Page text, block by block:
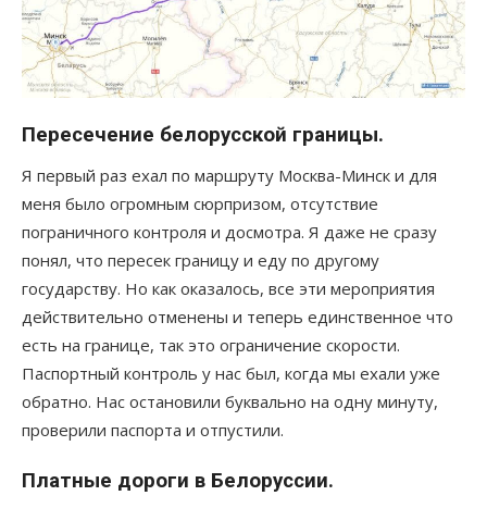
Пересечение белорусской границы.
Я первый раз ехал по маршруту Москва-Минск и для
меня было огромным сюрпризом, отсутствие
пограничного контроля и досмотра. Я даже не сразу
понял, что пересек границу и еду по другому
государству. Но как оказалось, все эти мероприятия
действительно отменены и теперь единственное что
есть на границе, так это ограничение скорости.
Паспортный контроль у нас был, когда мы ехали уже
обратно. Нас остановили буквально на одну минуту,
проверили паспорта и отпустили.
Платные дороги в Белоруссии.